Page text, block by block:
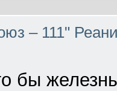
– 111"
бы